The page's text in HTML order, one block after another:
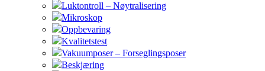
Luktontroll – Nøytralisering
Mikroskop
Oppbevaring
Kvalitetstest
Vakuumposer – Forseglingsposer
Beskjæring